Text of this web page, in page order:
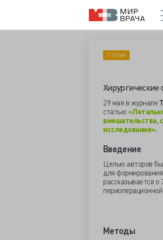
Статьи
Хирургические
29 мая в журнале
статью
вмешательства,
исследование».
Введение
Целью авторов
для
рассказывается о
Методы